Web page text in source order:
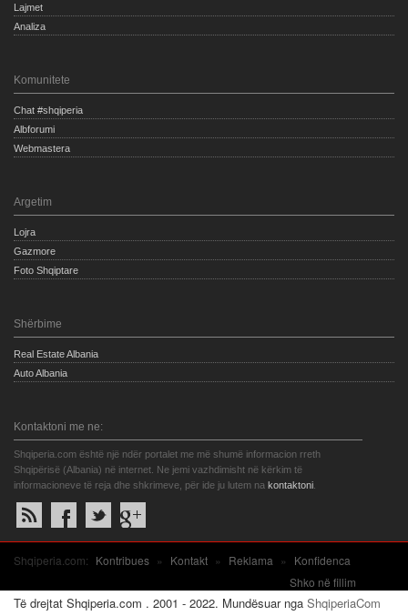
Lajmet
Analiza
Komunitete
Chat #shqiperia
Albforumi
Webmastera
Argetim
Lojra
Gazmore
Foto Shqiptare
Shërbime
Real Estate Albania
Auto Albania
Kontaktoni me ne:
Shqiperia.com është një ndër portalet me më shumë informacion rreth
Shqipërisë (Albania) në internet. Ne jemi vazhdimisht në kërkim të
informacioneve të reja dhe shkrimeve, për ide ju lutem na kontaktoni
Shqiperia.com: Kontribues » Kontakt » Reklama »
Konfidenca
Shko në fillim
Të drejtat Shqiperia.com . 2001 - 2022. Mundësuar nga ShqiperiaCom